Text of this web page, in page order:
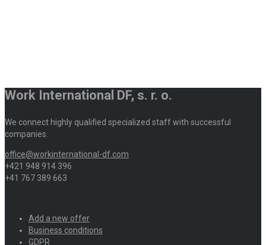
Work International DF, s. r. o.
We connect highly qualified specialized staff with successful
companies.
office@workinternational-df.com
+421 948 914 396
+41 767 389 663
Add a new offer
Business conditions
GDPR